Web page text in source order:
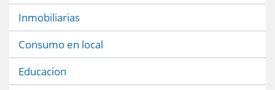
Inmobiliarias
Consumo en local
Educacion